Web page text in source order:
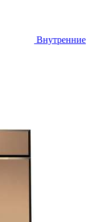
Внутренние